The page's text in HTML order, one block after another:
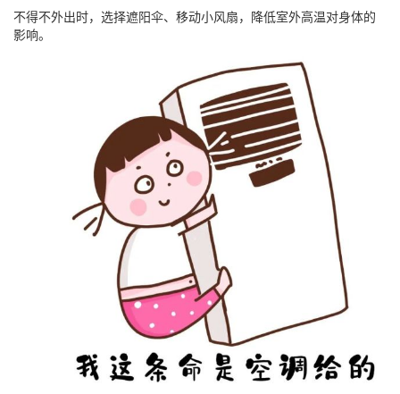
不得不外出时，选择遮阳伞、移动小风扇，降低室外高温对身体的
影响。